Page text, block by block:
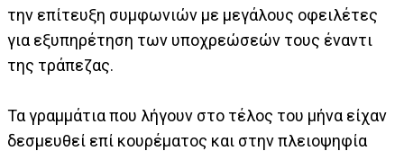
την επίτευξη συμφωνιών με μεγάλους οφειλέτες
για εξυπηρέτηση των υποχρεώσεών τους έναντι
της τράπεζας.
Τα γραμμάτια που λήγουν στο τέλος του μήνα είχαν
δεσμευθεί επί κουρέματος και στην πλειοψηφία